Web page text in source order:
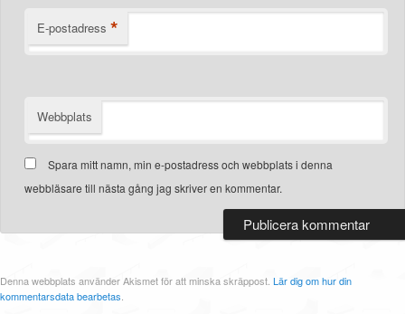
E-postadress *
Webbplats
Spara mitt namn, min e-postadress och webbplats i denna
webbläsare till nästa gång jag skriver en kommentar.
Denna webbplats använder Akismet för att minska skräppost. Lär dig om hur din
kommentarsdata bearbetas